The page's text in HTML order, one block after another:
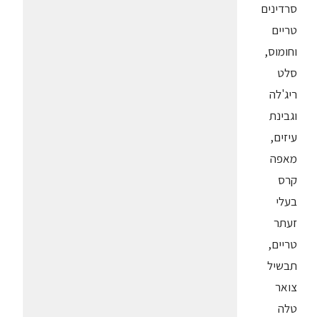
סרדינים
טריים
וחומוס,
סלט
ריג'לה
וגבינת
עיזים,
מאפה
קרס
בעלי
זעתר
טריים,
תבשיל
צואר
טלה